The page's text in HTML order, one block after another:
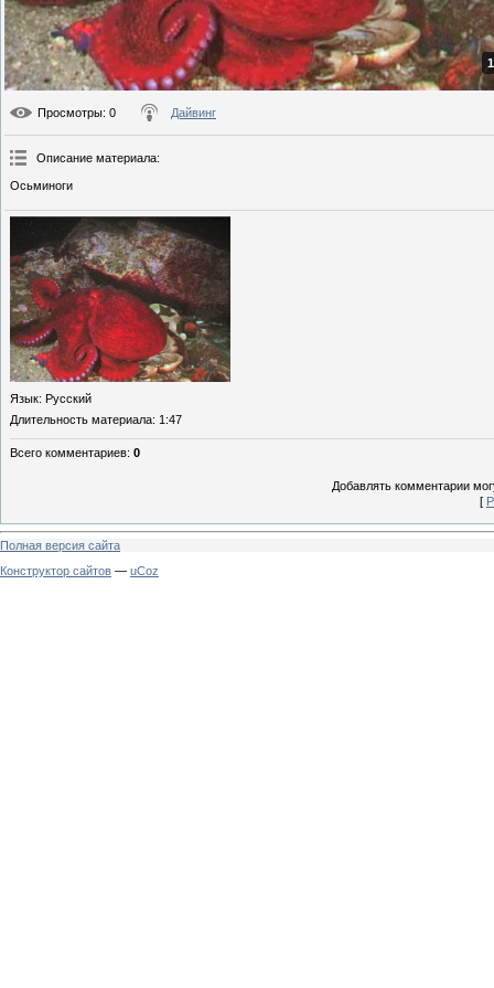
Просмотры: 0 Дайвинг
Описание материала:
Осьминоги
Язык: Русский
Длительность материала: 1:47
Всего комментариев: 0
Добавлять комментарии
[
Полная версия сайта
Конструктор сайтов — uCoz